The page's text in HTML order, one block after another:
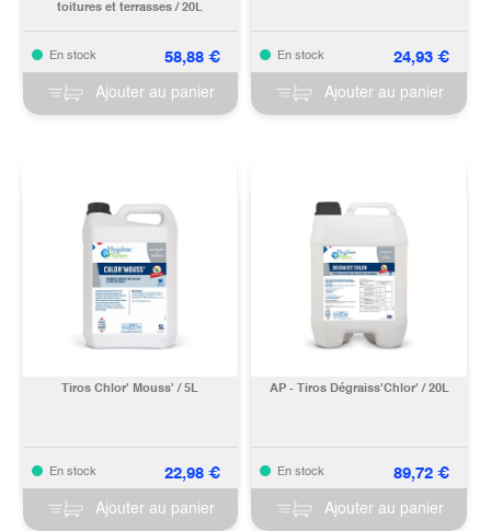
toitures et terrasses / 20L
En stock 58,88€
Ajouter au panier
En stock 24,93€
Ajouter au panier
Tiros Chlor' Mouss' / 5L
En stock 22,98€
Ajouter au panier
AP - Tiros Dégraiss'Chlor' / 20L
En stock 89,72€
Ajouter au panier